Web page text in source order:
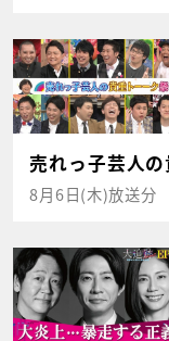
売れっ子芸人
8月6日(木)放送分